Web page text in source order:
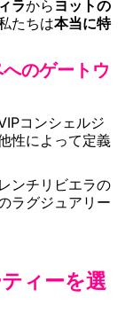
ラから ヨットの
たちは本当に特
のゲートウ
コンシェルジ
性によって定義
ンチリビエラの
ラグジュアリー
ィーを選